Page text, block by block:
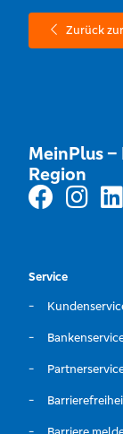
Zurück
MeinPlus
Region
Service